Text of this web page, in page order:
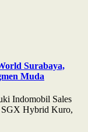
Surabaya,
Muda
Indomobil Sales
SGX Hybrid Kuro,